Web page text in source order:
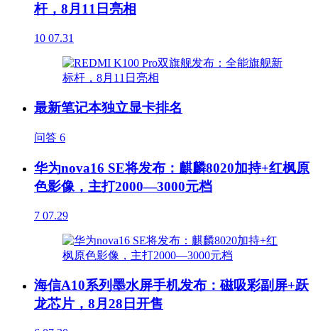
杆，8月11日亮相
10 07.31
最新笔记本独立显卡排名
问答 6
华为nova16 SE将发布：麒麟8020加持+红枫原
色影像，主打2000—3000元档
7 07.29
海信A10系列墨水屏手机发布：磁吸彩副屏+跃
龙芯片，8月28日开售